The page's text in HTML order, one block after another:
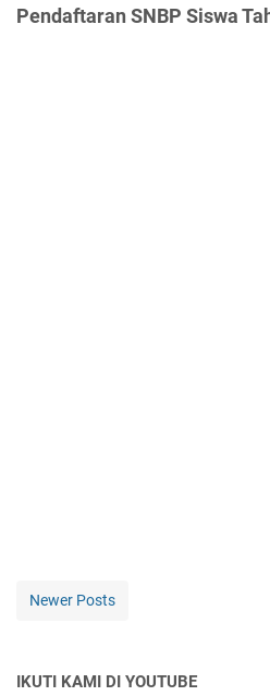
Pendaftaran SNBP Siswa
Newer Posts
IKUTI KAMI DI YOUTUBE